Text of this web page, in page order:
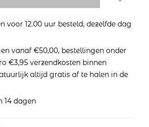
voor 12.00 uur besteld, dezelfde dag
vanaf €50,00, bestellingen onder
€3,95 verzendkosten binnen
altijd gratis af te halen in de
14 dagen